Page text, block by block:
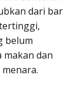
dari bar
belum
makan dan